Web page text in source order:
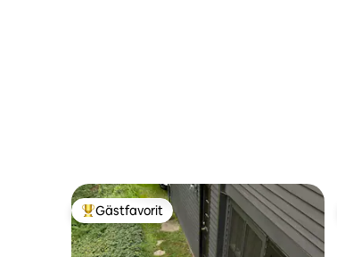
Populär gästfavorit
Gästfavorit